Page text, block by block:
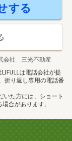
する
会社 三光不動産
は電話会社が提
折り返し専用の電話番
いた方には、ショート
合があります。